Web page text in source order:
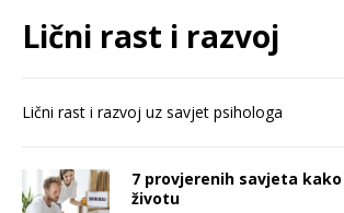
Lični rast i razvoj
Lični rast i razvoj uz savjet psihologa
7 provjerenih savjeta
životu